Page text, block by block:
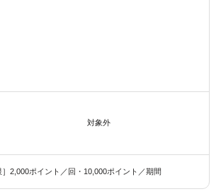
対象外
］2,000ポイント／回・10,000ポイント／期間